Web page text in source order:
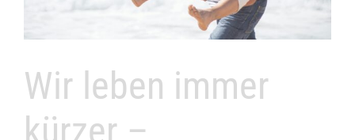
Wir leben immer